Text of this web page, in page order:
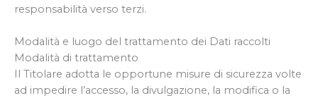
responsabilità verso terzi.
Modalità e luogo del trattamento dei Dati raccolti
Modalità di trattamento
Il Titolare adotta le opportune misure di sicurezza volte
ad impedire l’accesso, la divulgazione, la modifica o la